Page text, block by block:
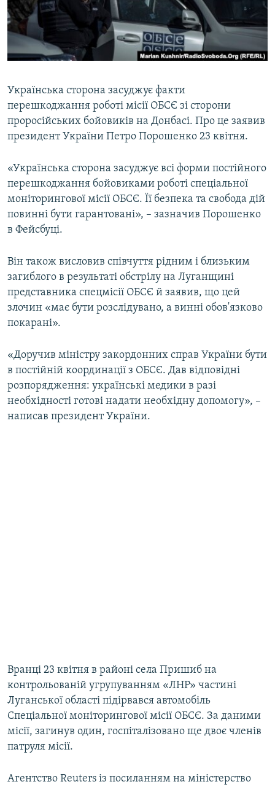
ВІДЕОУРОКИ «ELIFBE»
СВІДЧЕННЯ ОКУПАЦІЇ
УКРАЇНСЬКА ПРОБЛЕМА КРИМУ
Русский
Qırımtatar
Усі сайти RFE/RL
Українська сторона засуджує факти
перешкоджання роботі місії ОБСЄ зі сторони
проросійських бойовиків на Донбасі. Про це заявив
президент України Петро Порошенко 23 квітня.
«Українська сторона засуджує всі форми постійного
перешкоджання бойовиками роботі спеціальної
моніторингової місії ОБСЄ. Її безпека та свобода дій
повинні бути гарантовані», – зазначив Порошенко
в Фейсбуці.
Він також висловив співчуття рідним і близьким
загиблого в результаті обстрілу на Луганщині
представника спецмісії ОБСЄ й заявив, що цей
злочин «має бути розслідувано, а винні обов'язково
покарані».
«Доручив міністру закордонних справ України бути
в постійній координації з ОБСЄ. Дав відповідні
розпорядження: українські медики в разі
необхідності готові надати необхідну допомогу», –
написав президент України.
Вранці 23 квітня в районі села Пришиб на
контрольованій угрупуванням «ЛНР» частині
Луганської області підірвався автомобіль
Спеціальної моніторингової місії ОБСЄ. За даними
місії, загинув один, госпіталізовано ще двоє членів
патруля місії.
Агентство Reuters із посиланням на міністерство